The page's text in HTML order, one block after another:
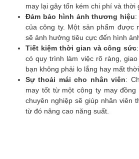
may lại gây tốn kém chi phí và thời
Đảm bảo hình ảnh thương hiệu:
của công ty. Một sản phẩm được
sẽ ảnh hưởng tiêu cực đến hình
Tiết kiệm thời gian và công sức
có quy trình làm việc rõ ràng,
bạn không phải lo lắng hay mất
Sự thoải mái cho nhân viên:
may tốt từ một công ty may
chuyên nghiệp sẽ giúp nhân viên
từ đó nâng cao năng suất.